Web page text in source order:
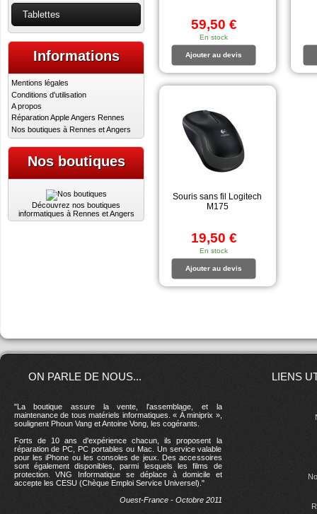
Tablettes
Informations
Mentions légales
Conditions d'utilisation
A propos
Réparation Apple Angers Rennes
Nos boutiques à Rennes et Angers
Nos boutiques
Découvrez nos boutiques
informatiques à Rennes et Angers
59,50 €
En stock
Ajouter au devis
Souris sans fil Logitech
M175
19,50 €
En stock
Ajouter au devis
ON PARLE DE NOUS...
"La boutique assure la vente, l'assemblage, et la
maintenance de tous matériels informatiques. « À miniprix »,
soulignent Phoun Vang et Antoine Vong, les cogérants.
Forts de 10 ans d'expérience chacun, ils proposent la
réparation de PC, PC portables ou Mac. Un service valable
pour les iPhone ou les consoles de jeux. Des accessoires
sont également disponibles, parmi lesquels les films de
protection. VNG Informatique se déplace à domicile et
accepte les CESU (Chèque Emploi Service Universel)."
Ouest-France - Octobre 2011
LIENS